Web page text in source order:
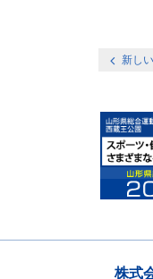
新し
株式